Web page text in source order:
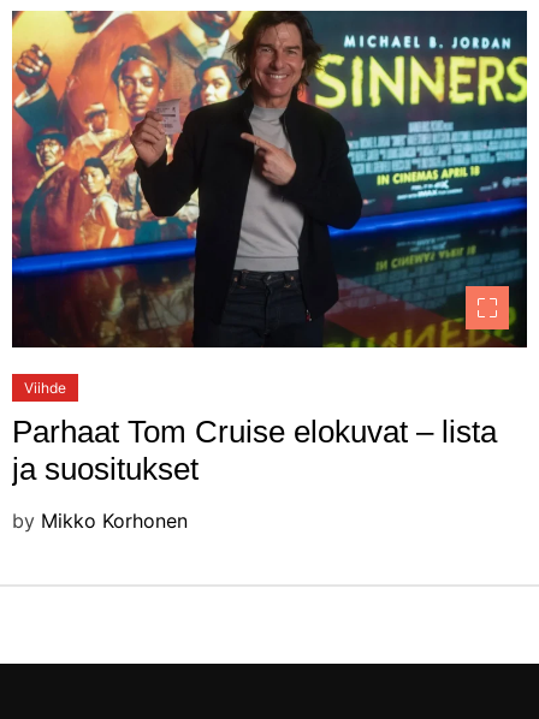
Viihde
Parhaat Tom Cruise elokuvat – lista
ja suositukset
by Mikko Korhonen